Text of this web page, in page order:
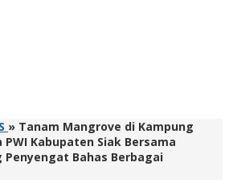
» Tanam Mangrove di Kampung
Kabupaten Siak Bersama
Bahas Berbagai